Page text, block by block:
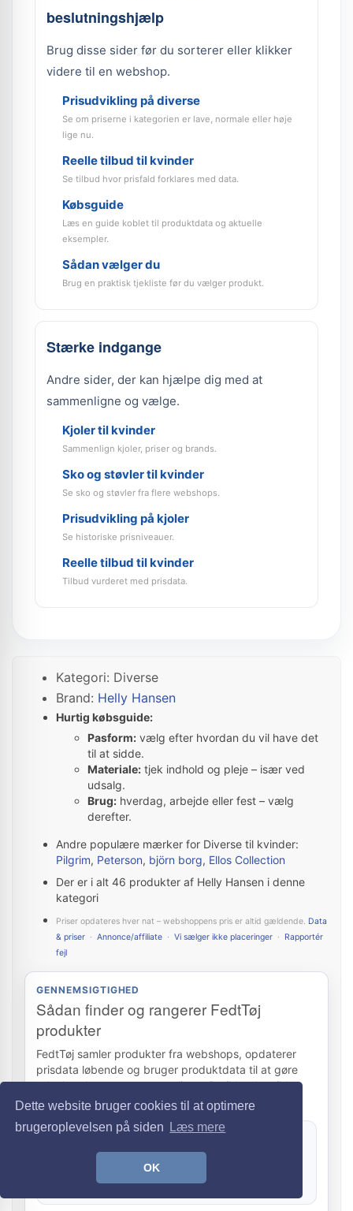
Dette website bruger cookies til at optimere
brugeroplevelsen på siden
Læs mere
OK
beslutningshjælp
Brug disse sider før du sorterer eller klikker
videre til en webshop.
Prisudvikling på diverse
Se om priserne i kategorien er lave, normale eller høje
lige nu.
Reelle tilbud til kvinder
Se tilbud hvor prisfald forklares med data.
Købsguide
Læs en guide koblet til produktdata og aktuelle
eksempler.
Sådan vælger du
Brug en praktisk tjekliste før du vælger produkt.
Stærke indgange
Andre sider, der kan hjælpe dig med at
sammenligne og vælge.
Kjoler til kvinder
Sammenlign kjoler, priser og brands.
Sko og støvler til kvinder
Se sko og støvler fra flere webshops.
Prisudvikling på kjoler
Se historiske prisniveauer.
Reelle tilbud til kvinder
Tilbud vurderet med prisdata.
Kategori: Diverse
Brand: Helly Hansen
Hurtig købsguide:
Pasform: vælg efter hvordan du vil have det
til at sidde.
Materiale: tjek indhold og pleje – især ved
udsalg.
Brug: hverdag, arbejde eller fest – vælg
derefter.
Andre populære mærker for Diverse til kvinder:
Pilgrim, Peterson, björn borg, Ellos Collection
Der er i alt 46 produkter af Helly Hansen i denne
kategori
Priser opdateres hver nat – webshoppens pris er altid gældende. Data
& priser · Annonce/affiliate · Vi sælger ikke placeringer · Rapportér
fejl
GENNEMSIGTIGHED
Sådan finder og rangerer FedtTøj
produkter
FedtTøj samler produkter fra webshops, opdaterer
prisdata løbende og bruger produktdata til at gøre
udvalget lettere at sammenligne. Butikker kan ikke
købe sig til topplaceringer.
Priser, lagerstatus og produktdata opdateres
automatisk. Webshoppens aktuelle pris er altid den
gældende.